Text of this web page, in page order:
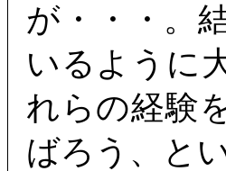
が・・・。
いるように
れらの経験
ばろう、と